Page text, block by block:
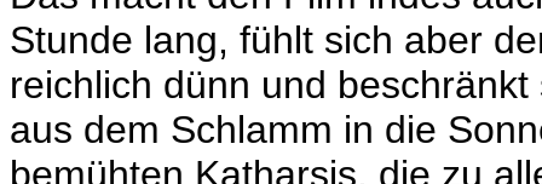
Stunde lang, fühlt sich aber
reichlich dünn und
aus dem Schlamm in die
bemühten Katharsis, die zu